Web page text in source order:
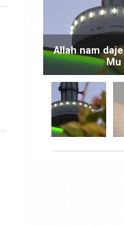
Allah nam
Mu